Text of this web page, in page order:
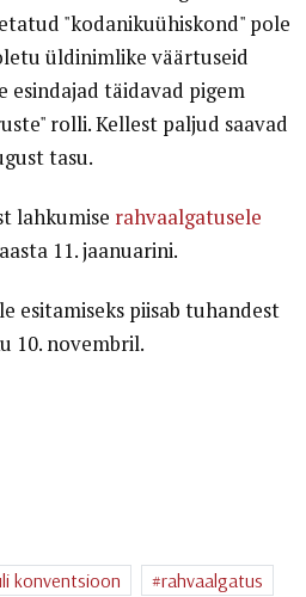
"kodanikuühiskond" pole
üldinimlike väärtuseid
esindajad täidavad pigem
rolli. Kellest paljud saavad
tasu.
lahkumise rahvaalgatusele
11. jaanuarini.
esitamiseks piisab tuhandest
10. novembril.
konventsioon
rahvaalgatus